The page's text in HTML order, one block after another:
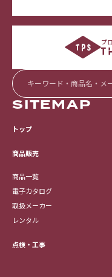
プ
SITEMAP
トップ
商品販売
商品一覧
電子カタログ
取扱メーカー
レンタル
点検・工事